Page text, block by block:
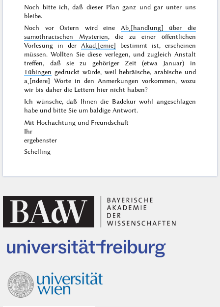
Noch bitte ich, daß dieser Plan ganz und gar unter uns
bleibe.
Noch vor Ostern wird eine Ab˖[handlung] über die
samothracischen Mysterien, die zu einer öffentlichen
Vorlesung in der Akad˖[emie] bestimmt ist, erscheinen
müssen. Wollten Sie diese verlegen, und zugleich Anstalt
treffen, daß sie zu gehöriger Zeit (etwa Januar) in
Tübingen gedruckt würde, weil hebräische, arabische und
a˖[ndere] Worte in den Anmerkungen vorkommen, wozu
wir bis daher die Lettern hier nicht haben?
Ich wünsche, daß Ihnen die Badekur wohl angeschlagen
habe und bitte Sie um baldige Antwort.
Mit Hochachtung und Freundschaft
Ihr
ergebenster
Schelling